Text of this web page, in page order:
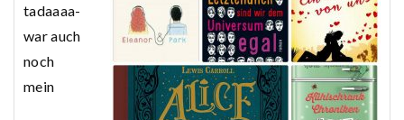
tadaaaa-
war auch
noch
mein